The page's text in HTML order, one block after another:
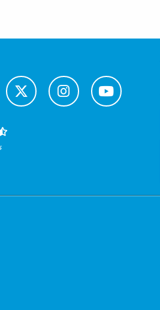
Ga
naar
Ga
naar
Ga
naar